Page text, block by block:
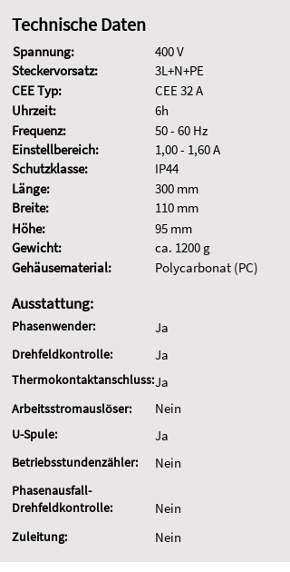
Technische Daten
Spannung:
Steckervorsatz:
CEE Typ:
Uhrzeit:
Frequenz:
Einstellbereich:
Schutzklasse:
Länge:
Breite:
Höhe:
Gewicht:
Gehäusematerial:
400 V
3L+N+PE
CEE 32 A
6h
50 - 60 Hz
1,00 - 1,60 A
IP44
300 mm
110 mm
95 mm
ca. 1200 g
Polycarbonat (PC)
Ausstattung:
Phasenwender: Ja
Drehfeldkontrolle: Ja
Thermokontaktanschluss:Ja
Arbeitsstromauslöser:
U-Spule:
Nein
Ja
Betriebsstundenzähler: Nein
Phasenausfall-
Drehfeldkontrolle:
Nein
Zuleitung: Nein